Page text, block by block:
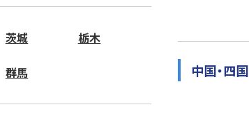
茨城 栃木
群馬 中国・四国